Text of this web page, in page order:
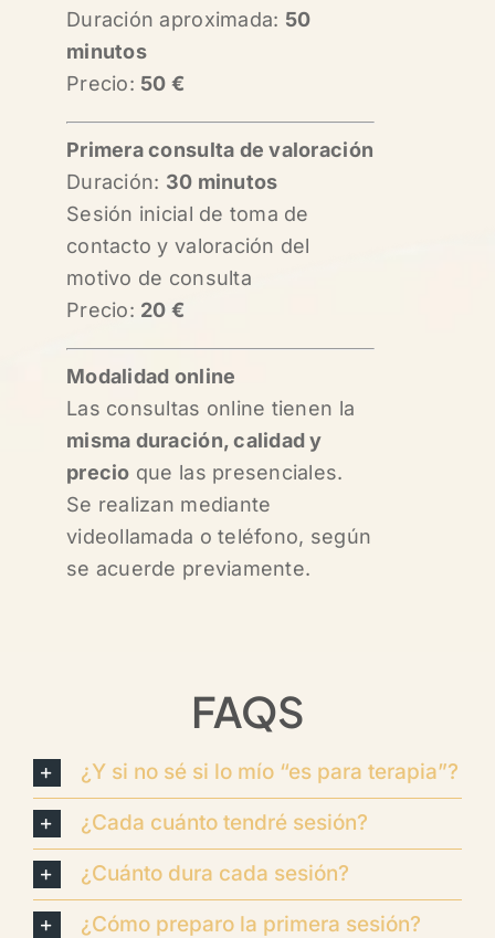
Duración aproximada: 50
minutos
Precio: 50 €
Primera consulta de valoración
Duración: 30 minutos
Sesión inicial de toma de
contacto y valoración del
motivo de consulta
Precio: 20 €
Modalidad online
Las consultas online tienen la
misma duración, calidad y
precio que las presenciales.
Se realizan mediante
videollamada o teléfono, según
se acuerde previamente.
FAQS
¿Y si no sé si lo mío “es para terapia”?
¿Cada cuánto tendré sesión?
¿Cuánto dura cada sesión?
¿Cómo preparo la primera sesión?